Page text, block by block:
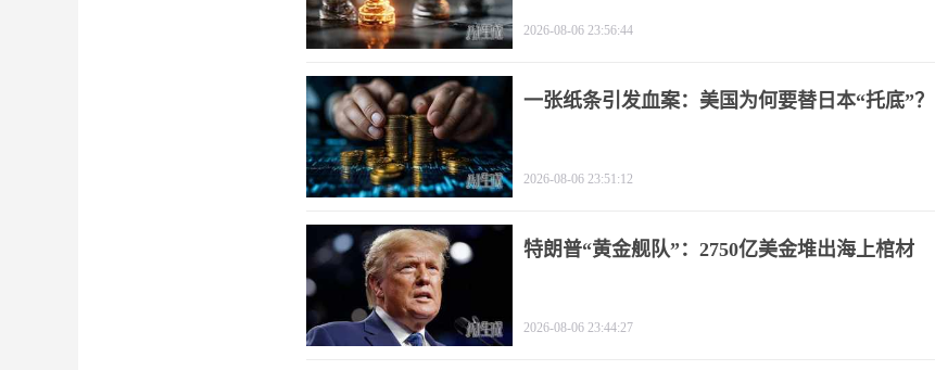
2026-08-06 23:56:44
一张纸条引发血案：美国为何要替日本“托底”？
2026-08-06 23:51:12
特朗普“黄金舰队”：2750亿美金堆出海上棺材
2026-08-06 23:44:27